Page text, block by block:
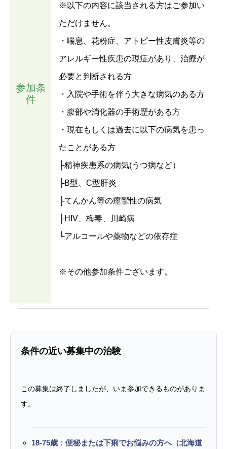
参加条
件
※以下の内容に該当される方はご参加い
ただけません。
・喘息、花粉症、アトピー性皮膚炎等の
アレルギー性疾患の現症があり、治療が
必要と判断される方
・入院や手術を伴う大きな病気のある方
・腹部や消化器の手術歴がある方
・現在もしくは過去に以下の病気を患っ
たことがある方
├精神疾患系の病気(うつ病など）
├B型、C型肝炎
├てんかん等の痙攣性の病気
├HIV、梅毒、川崎病
└アルコールや薬物などの依存症
※その他参加条件ございます。
条件の近い募集中の治験
この募集は終了しましたが、いま参加できるものがありま
す。
18-75歳：便秘または下痢でお悩みの方へ（北海道